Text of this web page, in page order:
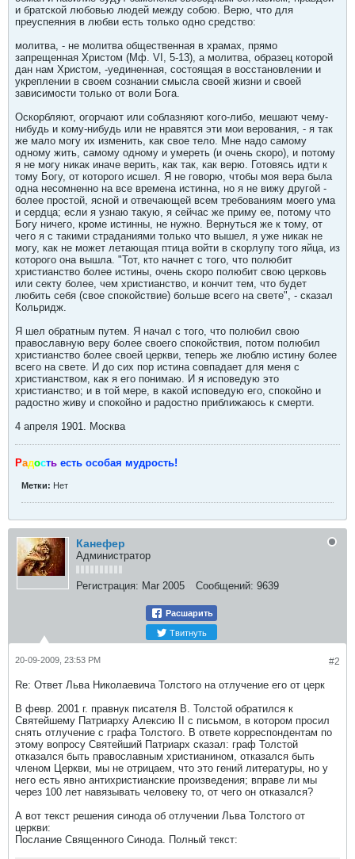
и братской любовью людей между собою. Верю, что для
преуспеяния в любви есть только одно средство:
молитва, - не молитва общественная в храмах, прямо
запрещенная Христом (Мф. VI, 5-13), а молитва, образец которой
дан нам Христом, -уединенная, состоящая в восстановлении и
укреплении в своем сознании смысла своей жизни и своей
зависимости только от воли Бога.
Оскорбляют, огорчают или соблазняют кого-либо, мешают чему-
нибудь и кому-нибудь или не нравятся эти мои верования, - я так
же мало могу их изменить, как свое тело. Мне надо самому
одному жить, самому одному и умереть (и очень скоро), и потому
я не могу никак иначе верить, как так, как верю. Готовясь идти к
тому Богу, от которого исшел. Я не говорю, чтобы моя вера была
одна несомненно на все времена истинна, но я не вижу другой -
более простой, ясной и отвечающей всем требованиям моего ума
и сердца; если я узнаю такую, я сейчас же приму ее, потому что
Богу ничего, кроме истинны, не нужно. Вернуться же к тому, от
чего я с такими страданиями только что вышел, я уже никак не
могу, как не может летающая птица войти в скорлупу того яйца, из
которого она вышла. "Тот, кто начнет с того, что полюбит
христианство более истины, очень скоро полюбит свою церковь
или секту более, чем христианство, и кончит тем, что будет
любить себя (свое спокойствие) больше всего на свете", - сказал
Кольридж.
Я шел обратным путем. Я начал с того, что полюбил свою
православную веру более своего спокойствия, потом полюбил
христианство более своей церкви, теперь же люблю истину более
всего на свете. И до сих пор истина совпадает для меня с
христианством, как я его понимаю. И я исповедую это
христианство; и в той мере, в какой исповедую его, спокойно и
радостно живу и спокойно и радостно приближаюсь к смерти.
4 апреля 1901. Москва
Радость есть особая мудрость!
Метки: Нет
Канефер
Администратор
Регистрация: Mar 2005 Сообщений: 9639
Расшарить
Твитнуть
#2
20-09-2009, 23:53 PM
Re: Ответ Льва Николаевича Толстого на отлучение его от церк
В февр. 2001 г. правнук писателя В. Толстой обратился к
Святейшему Патриарху Алексию II с письмом, в котором просил
снять отлучение с графа Толстого. В ответе корреспондентам по
этому вопросу Святейший Патриарх сказал: граф Толстой
отказался быть православным христианином, отказался быть
членом Церкви, мы не отрицаем, что это гений литературы, но у
него есть явно антихристианские произведения; вправе ли мы
через 100 лет навязывать человеку то, от чего он отказался?
А вот текст решения синода об отлучении Льва Толстого от
церкви:
Послание Священного Синода. Полный текст: